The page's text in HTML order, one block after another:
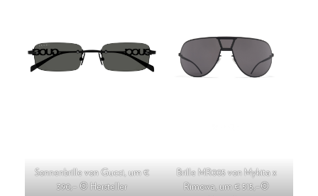
Sonnenbrille von Gucci, um €
390,– © Hersteller
Brille MR005 von Mykita x
Rimowa, um € 515,–©